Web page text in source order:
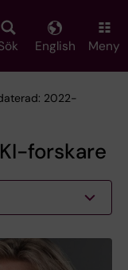
English Meny
2022-
forskare